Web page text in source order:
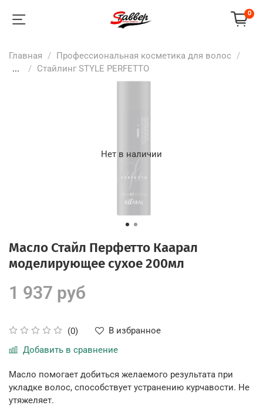
0
Главная
Профессиональная косметика для волос
...
Стайлинг STYLE PERFETTO
Нет в наличии
Масло Стайл Перфетто Каарал
моделирующее сухое 200мл
(0)
В избранное
Добавить в сравнение
1 937 руб
Масло помогает добиться желаемого результата при
укладке волос, способствует устранению курчавости. Не
утяжеляет.